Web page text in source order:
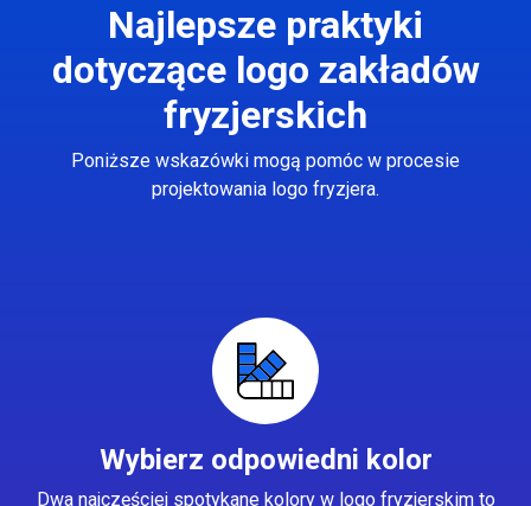
Najlepsze praktyki
dotyczące logo zakładów
fryzjerskich
Poniższe wskazówki mogą pomóc w procesie
projektowania logo fryzjera.
Wybierz odpowiedni kolor
Dwa najczęściej spotykane kolory w logo fryzjerskim to